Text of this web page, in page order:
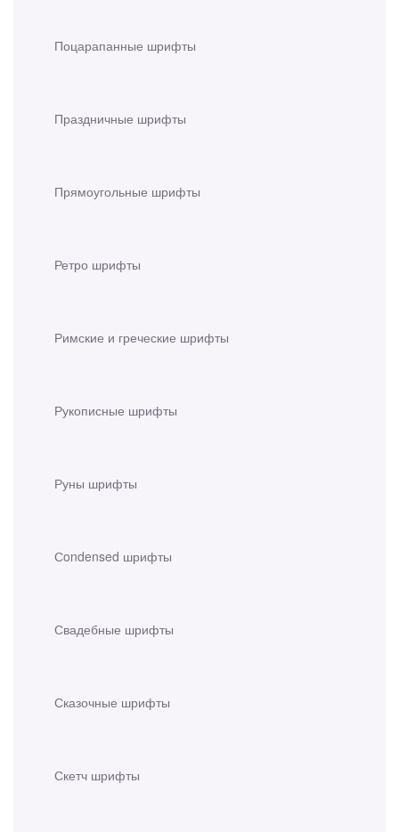
Поцарапанные шрифты
Праздничные шрифты
Прямоугольные шрифты
Ретро шрифты
Римские и греческие шрифты
Рукописные шрифты
Руны шрифты
Сondensed шрифты
Свадебные шрифты
Сказочные шрифты
Скетч шрифты